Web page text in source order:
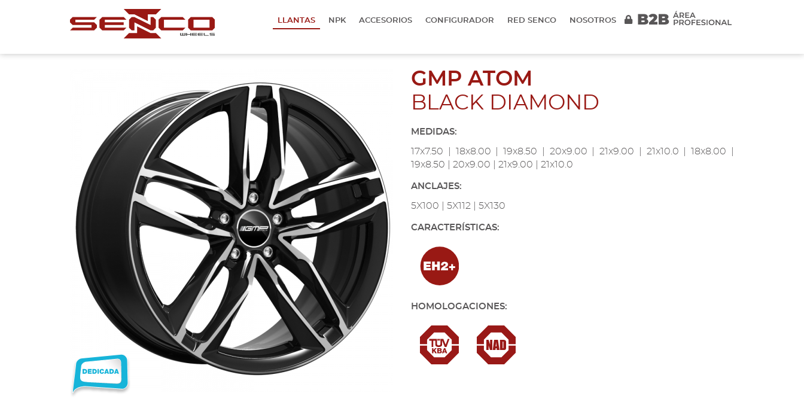
LLANTAS NPK ACCESORIOS CONFIGURADOR RED SENCO NOSOTROS
GMP ATOM
BLACK DIAMOND
MEDIDAS:
17x7.50 | 18x8.00 | 19x8.50 | 20x9.00 | 21x9.00 | 21x10.0 | 18x8.00 |
19x8.50 | 20x9.00 | 21x9.00 | 21x10.0
ANCLAJES:
5X100 | 5X112 | 5X130
CARACTERÍSTICAS:
HOMOLOGACIONES: